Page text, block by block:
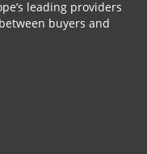
leading providers
buyers and